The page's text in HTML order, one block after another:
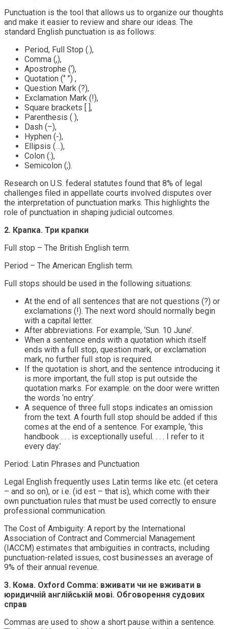
Punctuation is the tool that allows us to organize our thoughts
and make it easier to review and share our ideas. The
standard English punctuation is as follows:
Period, Full Stop (.),
Comma (,),
Apostrophe (‘),
Quotation (‘’ ’’) ,
Question Mark (?),
Exclamation Mark (!),
Square brackets [ ],
Parenthesis ( ),
Dash (–),
Hyphen (-),
Ellipsis (…),
Colon (:),
Semicolon (;).
Research on U.S. federal statutes found that 8% of legal
challenges filed in appellate courts involved disputes over
the interpretation of punctuation marks. This highlights the
role of punctuation in shaping judicial outcomes.
2. Крапка. Три крапки
Full stop – The British English term.
Period – The American English term.
Full stops should be used in the following situations:
At the end of all sentences that are not questions (?) or
exclamations (!). The next word should normally begin
with a capital letter.
After abbreviations. For example, ‘Sun. 10 June’.
When a sentence ends with a quotation which itself
ends with a full stop, question mark, or exclamation
mark, no further full stop is required.
If the quotation is short, and the sentence introducing it
is more important, the full stop is put outside the
quotation marks. For example: on the door were written
the words ‘no entry’.
A sequence of three full stops indicates an omission
from the text. A fourth full stop should be added if this
comes at the end of a sentence. For example, ‘this
handbook . . . is exceptionally useful. . . . I refer to it
every day.’
Period: Latin Phrases and Punctuation
Legal English frequently uses Latin terms like etc. (et cetera
– and so on), or i.e. (id est – that is), which come with their
own punctuation rules that must be used correctly to ensure
professional communication.
The Cost of Ambiguity: A report by the International
Association of Contract and Commercial Management
(IACCM) estimates that ambiguities in contracts, including
punctuation-related issues, cost businesses an average of
9% of their annual revenue.
3. Кома. Oxford Comma: вживати чи не вживати в
юридичній англійській мові. Обговорення судових
справ
Commas are used to show a short pause within a sentence.